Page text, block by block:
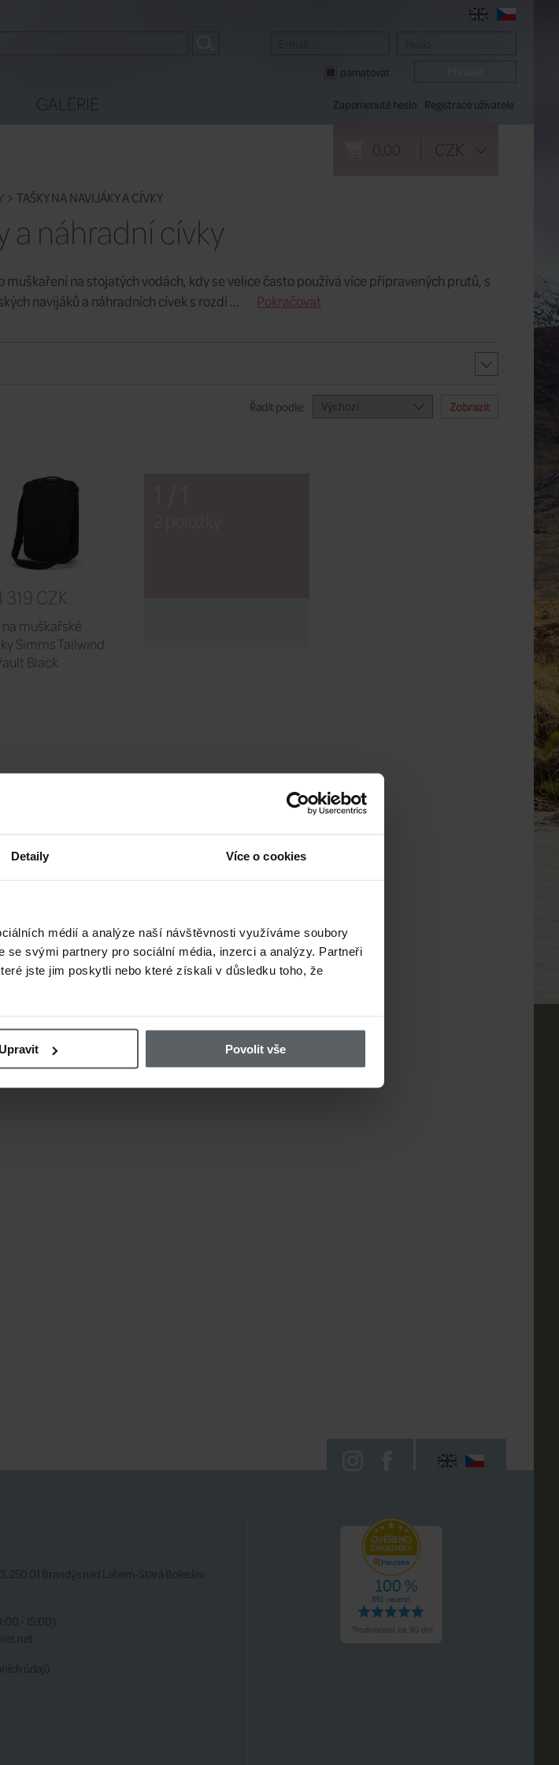
Detaily Více o cookies
médií a analýze naší návštěvnosti využíváme soubory
svými partnery pro sociální média, inzerci a analýzy. Partneři
jste jim poskytli nebo které získali v důsledku toho, že
Upravit Povolit vše
pamatovat
Zapomenuté heslo Registrace uživatele
0,00 CZK
GALERIE
TAŠKY NA NAVIJÁKY A CÍVKY
a náhradní cívky
na stojatých vodách, kdy se velice často používá více připravených prutů, s
navijáků a náhradních cívek s rozdí ...
Pokračovat
Řadit podle: Výchozí
319 CZK
na muškařské
Simms Tailwind
Black
250 01 Brandýs nad Labem-Stará Boleslav
- 15:00)
údajů